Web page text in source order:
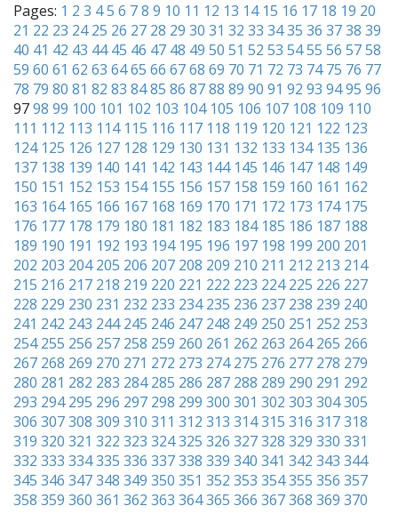
Pages: 1 2 3 45 6 78 9 10 11 12 13 14 15 16 17 18 19 20
21 22 23 24 25 26 27 28 29 30 31 32 33 3435 36 3738 39
40 41 42 43 44 45 46 47 48 49 50 51 52 53 5455 56 5758
59 60 61 62 63 6465 66 6768 69 70 71 72 73 74 75 76 77
78 79 80 81 82 83 8485 86 8788 89 90 91 92 93 9495 96
9798 99 100 101 102 103 104 105 106 107 108 109 110
111 112 113 114 115 116 117 118 119 120 121 122 123
124 125 126 127 128 129 130 131 132 133 134 135 136
137 138 139 140 141 142 143 144 145 146 147 148 149
150 151 152 153 154 155 156 157 158 159 160 161 162
163 164 165 166 167 168 169 170 171 172 173 174 175
176 177 178 179 180 181 182 183 184 185 186 187 188
189 190 191 192 193 194 195 196 197 198 199 200 201
202 203 204 205 206 207 208 209 210 211 212 213 214
215 216 217 218 219 220 221 222 223 224 225 226 227
228 229 230 231 232 233 234 235 236 237 238 239 240
241 242 243 244 245 246 247 248 249 250 251 252 253
254 255 256 257 258 259 260 261 262 263 264 265 266
267 268 269 270 271 272 273 274 275 276 277 278 279
280 281 282 283 284 285 286 287 288 289 290 291 292
293 294 295 296 297 298 299 300 301 302 303 304305
306 307308 309 310 311 312 313 314315 316 317318
319 320 321 322 323 324325 326 327328 329 330 331
332 333 334335 336 337338 339 340 341 342 343 344
345 346 347348 349 350 351 352 353 354355 356 357
358 359 360 361 362 363 364365 366 367368 369 370